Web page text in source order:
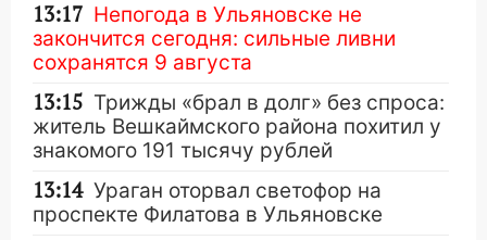
13:17 Непогода в Ульяновске не
закончится сегодня: сильные ливни
сохранятся 9 августа
13:15 Трижды «брал в долг» без спроса:
житель Вешкаймского района похитил у
знакомого 191 тысячу рублей
13:14 Ураган оторвал светофор на
проспекте Филатова в Ульяновске